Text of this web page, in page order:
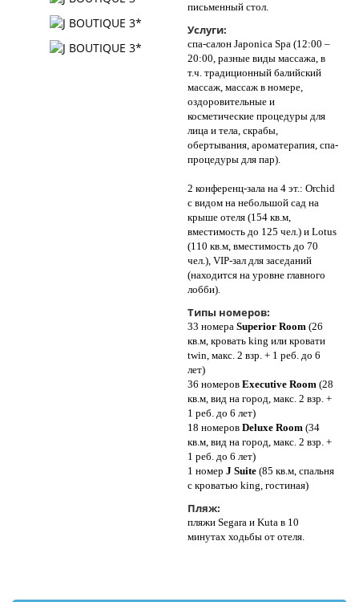
письменный стол.
Услуги:
спа-салон Japonica Spa (12:00 –
20:00, разные виды массажа, в
т.ч. традиционный балийский
массаж, массаж в номере,
оздоровительные и
косметические процедуры для
лица и тела, скрабы,
обертывания, ароматерапия, спа-
процедуры для пар).
2 конференц-зала на 4 эт.: Orchid
с видом на небольшой сад на
крыше отеля (154 кв.м,
вместимость до 125 чел.) и Lotus
(110 кв.м, вместимость до 70
чел.), VIP-зал для заседаний
(находится на уровне главного
лобби).
Типы номеров:
33 номера Superior Room (26
кв.м, кровать king или кровати
twin, макс. 2 взр. + 1 реб. до 6
лет)
36 номеров Executive Room (28
кв.м, вид на город, макс. 2 взр. +
1 реб. до 6 лет)
18 номеров Deluxe Room (34
кв.м, вид на город, макс. 2 взр. +
1 реб. до 6 лет)
1 номер J Suite (85 кв.м, спальня
с кроватью king, гостиная)
Пляж:
пляжи Segara и Kuta в 10
минутах ходьбы от отеля.